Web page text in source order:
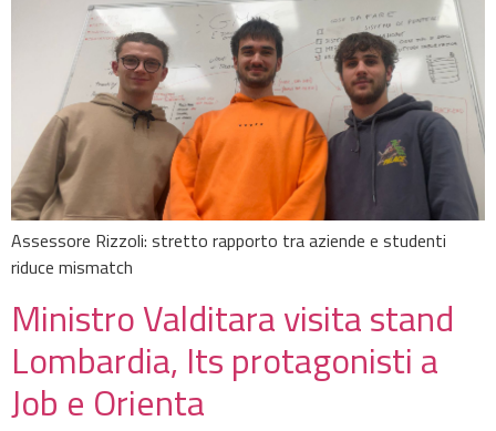
Assessore Rizzoli: stretto rapporto tra aziende e studenti
riduce mismatch
Ministro Valditara visita stand
Lombardia, Its protagonisti a
Job e Orienta